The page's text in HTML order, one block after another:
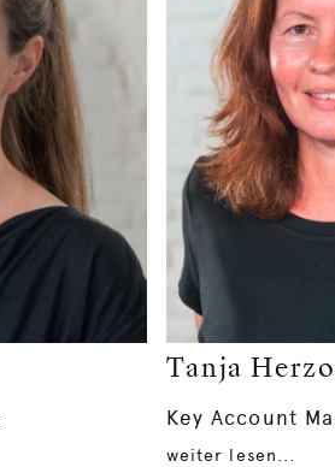
Tanja
Key Account
weiter lesen...